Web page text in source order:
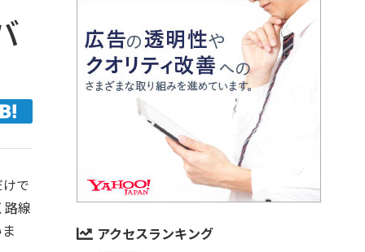
で
路線
アクセスランキング